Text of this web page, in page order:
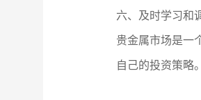
六、及时学习和
贵金属市场是一
自己的投资策略。